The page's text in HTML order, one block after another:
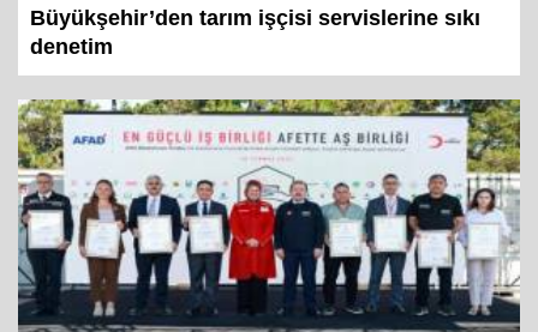
Büyükşehir’den tarım işçisi servislerine sıkı
denetim